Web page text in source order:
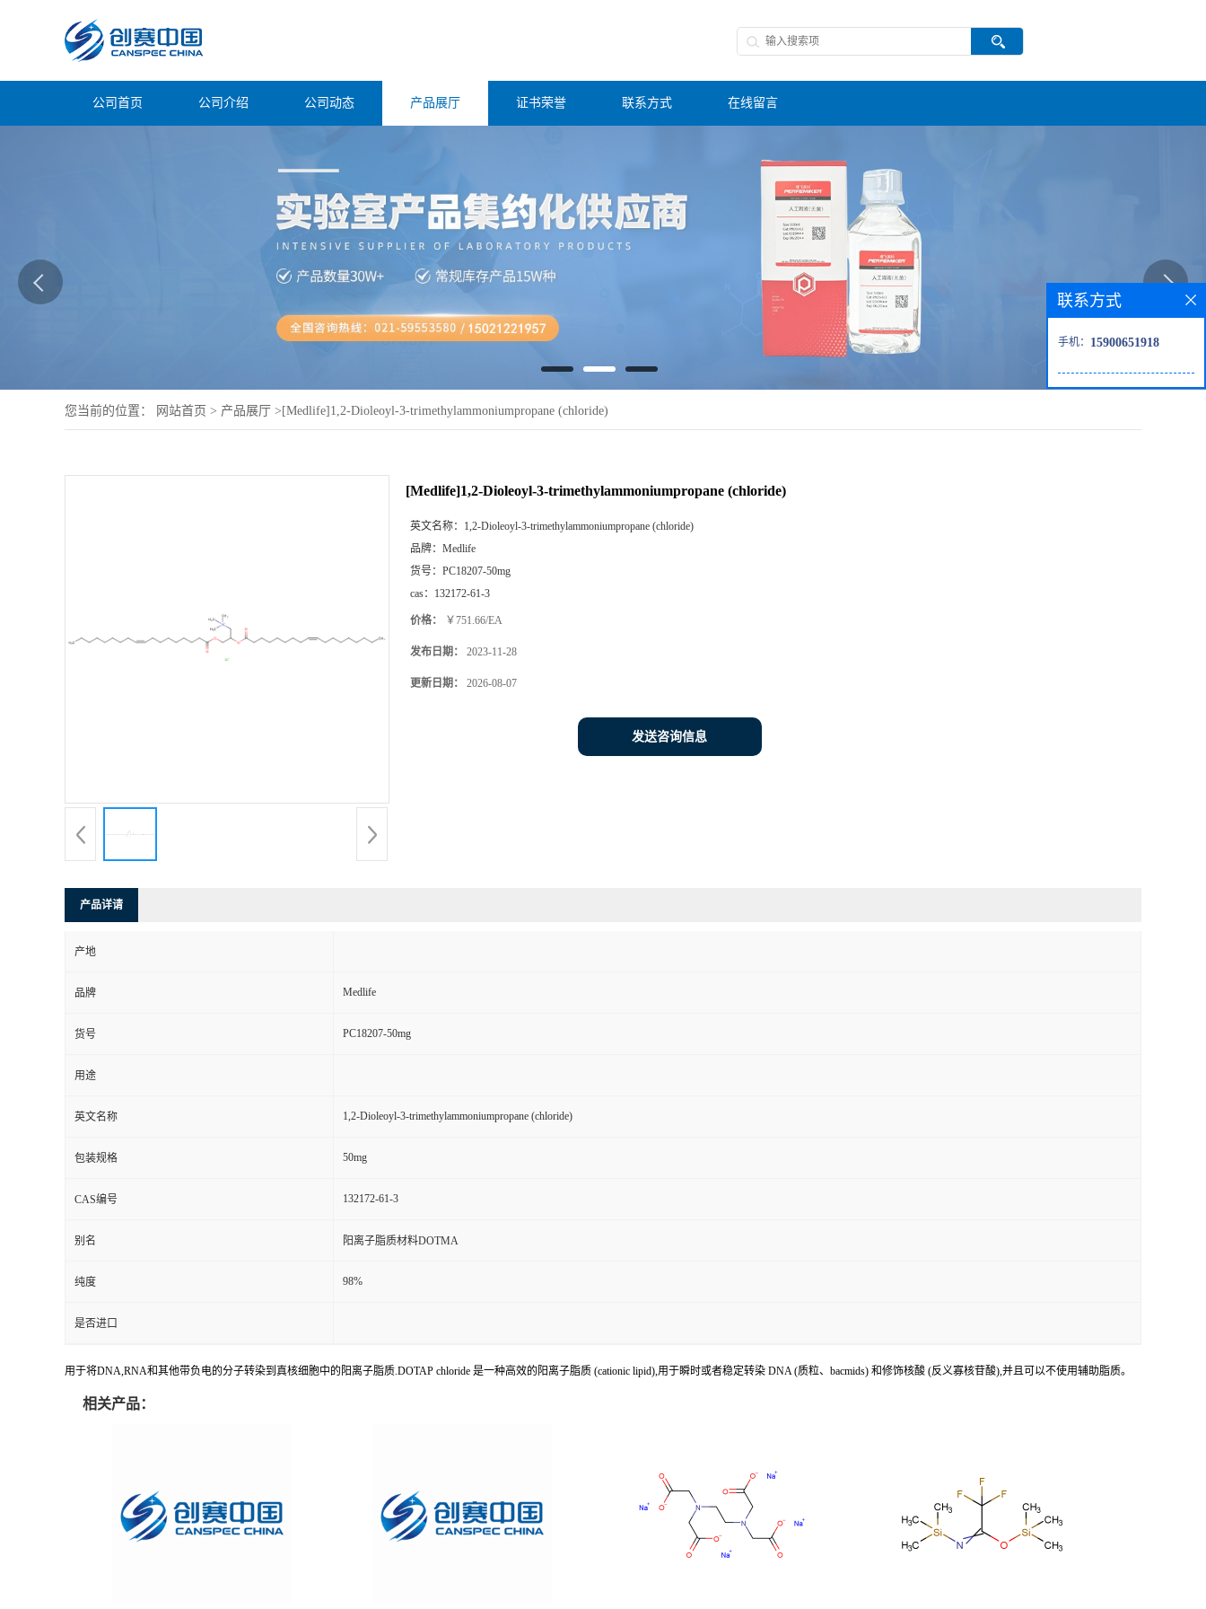
公司首页 公司介绍 公司动态 产品展厅 证书荣誉 联系方式 在线留言
您当前的位置： 网站首页 > 产品展厅 > [Medlife]1,2-Dioleoyl-3-trimethylammoniumpropane (chloride)
[Medlife]1,2-Dioleoyl-3-trimethylammoniumpropane (chloride)
英文名称： 1,2-Dioleoyl-3-trimethylammoniumpropane (chloride)
品牌： Medlife
货号： PC18207-50mg
cas： 132172-61-3
价格： ￥751.66/EA
发布日期： 2023-11-28
更新日期： 2026-08-07
发送咨询信息
产品详请
产地
品牌 Medlife
货号 PC18207-50mg
用途
英文名称 1,2-Dioleoyl-3-trimethylammoniumpropane (chloride)
包装规格 50mg
CAS编号 132172-61-3
别名 阳离子脂质材料DOTMA
纯度 98%
是否进口
用于将DNA,RNA和其他带负电的分子转染到真核细胞中的阳离子脂质.DOTAP chloride 是一种高效的阳离子脂质 (cationic lipid),用于瞬时或者稳定转染 DNA (质粒、bacmids) 和修饰核酸 (反义寡核苷酸),并且可以不使用辅助脂质。
相关产品：
联系方式
手机： 15900651918